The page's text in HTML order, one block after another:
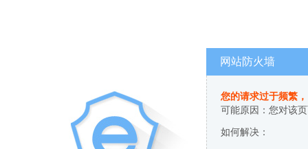
网站防火墙
您的请求过于频繁
可能原因：您对该
如何解决：